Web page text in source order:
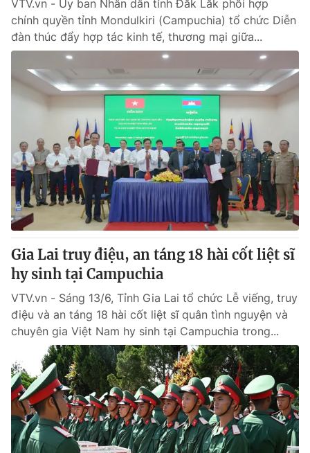
VTV.vn - Ủy ban Nhân dân tỉnh Đắk Lắk phối hợp
chính quyền tỉnh Mondulkiri (Campuchia) tổ chức Diễn
đàn thúc đẩy hợp tác kinh tế, thương mại giữa...
Gia Lai truy điệu, an táng 18 hài cốt liệt sĩ
hy sinh tại Campuchia
VTV.vn - Sáng 13/6, Tỉnh Gia Lai tổ chức Lễ viếng, truy
điệu và an táng 18 hài cốt liệt sĩ quân tình nguyện và
chuyên gia Việt Nam hy sinh tại Campuchia trong...